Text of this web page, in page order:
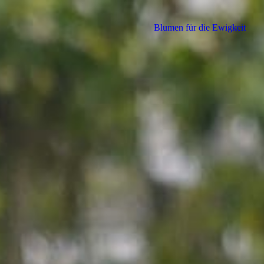
Blumen für die Ewigkeit